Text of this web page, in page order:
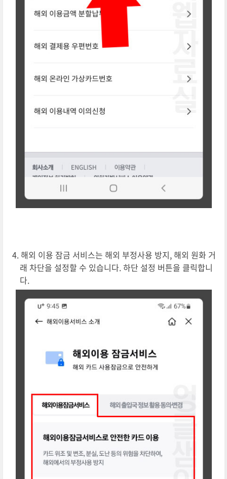
해외 이용 잠금 서비스는 해외 부정사용 방지, 해외 원화 거
래 차단을 설정할 수 있습니다. 하단 설정 버튼을 클릭합니
다.